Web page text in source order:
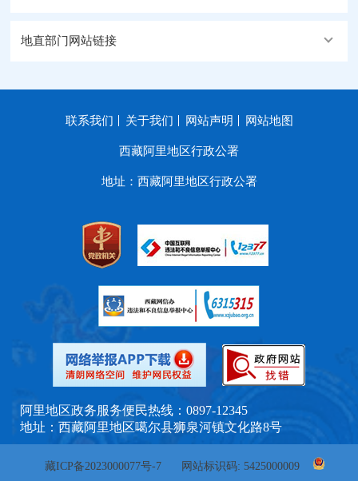
地直部门网站链接
联系我们 关于我们 网站声明 网站地图
西藏阿里地区行政公署
地址：西藏阿里地区行政公署
阿里地区政务服务便民热线：0897-12345
地址：西藏阿里地区噶尔县狮泉河镇文化路8号
藏ICP备2023000077号-7 网站标识码: 5425000009